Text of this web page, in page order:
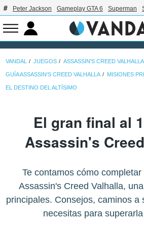
Peter Jackson Gameplay GTA 6 Superman
VANDAL JUEGOS ASSASSIN'S CREED VALHALLA
GUÍA ASSASSIN'S CREED VALHALLA MISIONES
EL DESTINO DEL ALTÍSIMO
El gran final al
Assassin's
Te contamos cómo
Assassin's Creed Valhalla,
principales. Consejos, caminos a
necesitas para